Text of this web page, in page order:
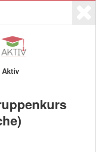
0
Veranstalter
Aktiv